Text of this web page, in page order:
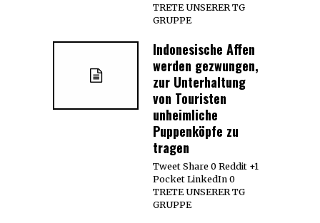
TRETE UNSERER TG
GRUPPE
Indonesische Affen
werden gezwungen,
zur Unterhaltung
von Touristen
unheimliche
Puppenköpfe zu
tragen
Tweet Share 0 Reddit +1
Pocket LinkedIn 0
TRETE UNSERER TG
GRUPPE